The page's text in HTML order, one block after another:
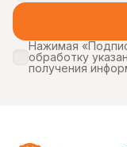
Нажимая
обработку
получения